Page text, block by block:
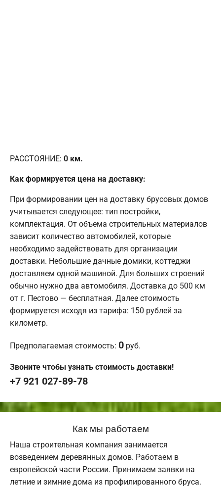
РАССТОЯНИЕ: 0 км.
Как формируется цена на доставку:
При формировании цен на доставку брусовых домов
учитывается следующее: тип постройки,
комплектация. От объема строительных материалов
зависит количество автомобилей, которые
необходимо задействовать для организации
доставки. Небольшие дачные домики, коттеджи
доставляем одной машиной. Для больших строений
обычно нужно два автомобиля. Доставка до 500 км
от г. Пестово — бесплатная. Далее стоимость
формируется исходя из тарифа: 150 рублей за
километр.
Предполагаемая стоимость: 0 руб.
Звоните чтобы узнать стоимость доставки!
+7 921 027-89-78
Как мы работаем
Наша строительная компания занимается
возведением деревянных домов. Работаем в
европейской части России. Принимаем заявки на
летние и зимние дома из профилированного бруса.